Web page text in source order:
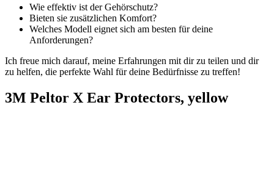
Wie effektiv ist der Gehörschutz?
Bieten sie zusätzlichen Komfort?
Welches⁤ Modell eignet ​sich am​ besten für deine
Anforderungen?
Ich ⁢freue mich darauf, meine Erfahrungen ‍mit dir zu teilen und dir
zu⁤ helfen, die perfekte Wahl für deine Bedürfnisse zu ⁢treffen!
3M Peltor X Ear Protectors, yellow